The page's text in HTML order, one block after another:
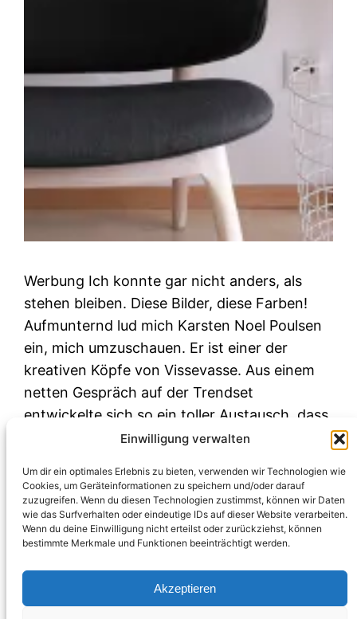
Einwilligung verwalten
Um dir ein optimales Erlebnis zu bieten, verwenden wir Technologien wie
Cookies, um Geräteinformationen zu speichern und/oder darauf
zuzugreifen. Wenn du diesen Technologien zustimmst, können wir Daten
wie das Surfverhalten oder eindeutige IDs auf dieser Website verarbeiten.
Wenn du deine Einwilligung nicht erteilst oder zurückziehst, können
bestimmte Merkmale und Funktionen beeinträchtigt werden.
Akzeptieren
Werbung Ich konnte gar nicht anders, als
stehen bleiben. Diese Bilder, diese Farben!
Aufmunternd lud mich Karsten Noel Poulsen
ein, mich umzuschauen. Er ist einer der
kreativen Köpfe von Vissevasse. Aus einem
netten Gespräch auf der Trendset
entwickelte sich so ein toller Austausch, dass
ich nun ein paar der poetischen Poster von
Februar 10, 2019